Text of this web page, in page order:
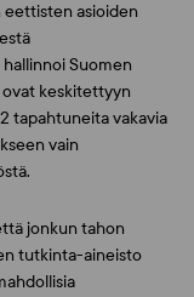
eettisten asioiden
Suomen
ovat keskitettyyn
tapahtuneita vakavia
vain
jonkun tahon
tutkinta-aineisto